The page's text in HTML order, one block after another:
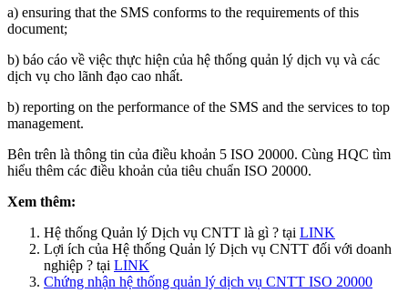
a) ensuring that the SMS conforms to the requirements of this
document;
b) báo cáo về việc thực hiện của hệ thống quản lý dịch vụ và các
dịch vụ cho lãnh đạo cao nhất.
b) reporting on the performance of the SMS and the services to top
management.
Bên trên là thông tin của điều khoản 5 ISO 20000. Cùng HQC tìm
hiểu thêm các điều khoản của tiêu chuẩn ISO 20000.
Xem thêm:
Hệ thống Quản lý Dịch vụ CNTT là gì ? tại LINK
Lợi ích của Hệ thống Quản lý Dịch vụ CNTT đối với doanh
nghiệp ? tại LINK
Chứng nhận hệ thống quản lý dịch vụ CNTT ISO 20000